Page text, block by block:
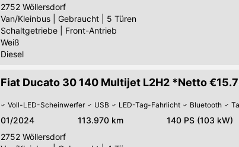
2752 Wöllersdorf
Van/Kleinbus
Gebraucht
5 Türen
Schaltgetriebe
Front-Antrieb
Weiß
Diesel
Fiat Ducato 30 140 Multijet L2H2 *Netto
Voll-LED-Scheinwerfer USB LED-Tag-Fahrlicht Bluetooth
01/2024 113.970 km 140 PS (103 kW)
2752 Wöllersdorf